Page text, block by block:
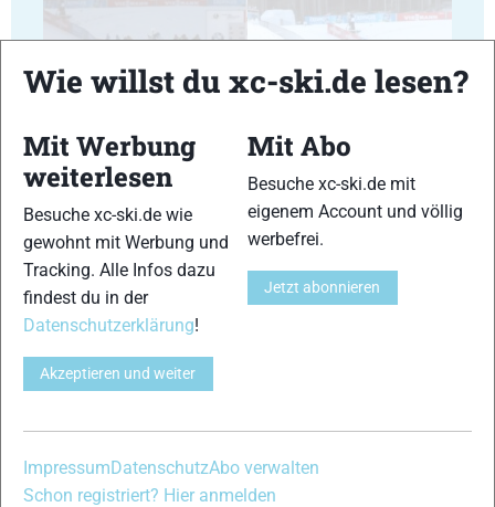
17 18
Wie willst du xc-ski.de lesen?
Mit Werbung
weiterlesen
Besuche xc-ski.de wie
gewohnt mit Werbung und
Tracking. Alle Infos dazu
findest du in der
Datenschutzerklärung!
Akzeptieren und weiter
Mit Abo
Besuche xc-ski.de mit
eigenem Account und völlig
werbefrei.
Jetzt abonnieren
ImpressumDatenschutzAbo verwalten
Schon registriert? Hier anmelden